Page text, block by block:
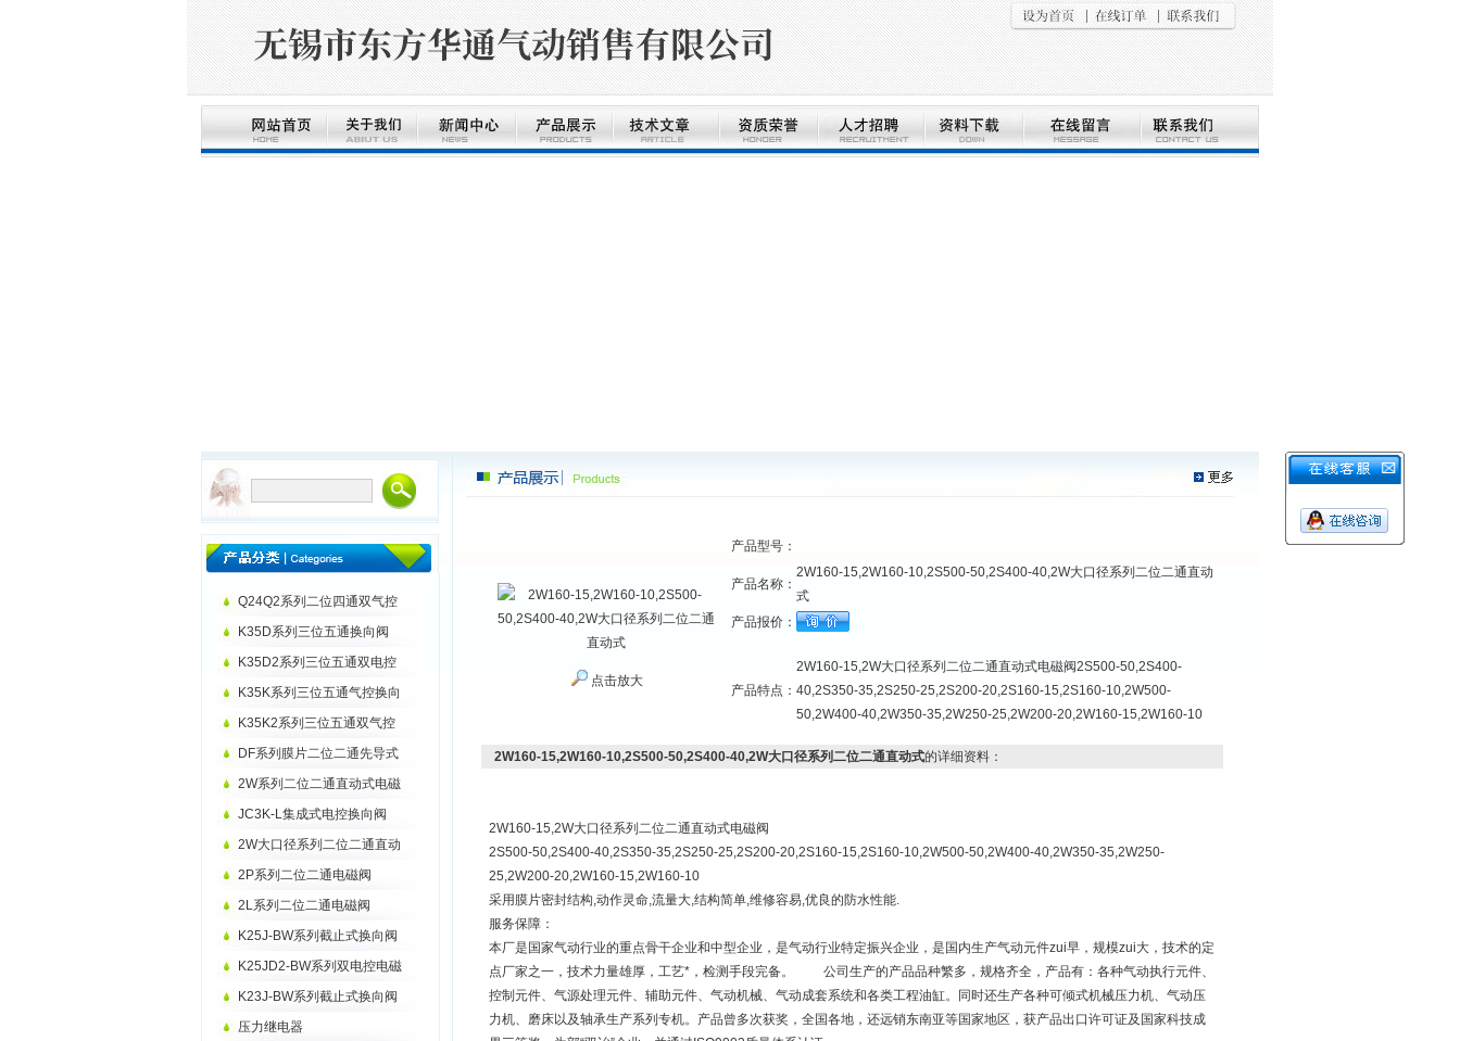
Q24Q2系列二位四通双气控
K35D系列三位五通换向阀
K35D2系列三位五通双电控
K35K系列三位五通气控换向
K35K2系列三位五通双气控
DF系列膜片二位二通先导式
2W系列二位二通直动式电磁
JC3K-L集成式电控换向阀
2W大口径系列二位二通直动
2P系列二位二通电磁阀
2L系列二位二通电磁阀
K25J-BW系列截止式换向阀
K25JD2-BW系列双电控电磁
K23J-BW系列截止式换向阀
压力继电器
点击放大
产品型号：
产品名称：
2W160-15,2W160-10,2S500-50,2S400-40,2W大口径系列二位二通直动
式
产品报价：
产品特点：
2W160-15,2W大口径系列二位二通直动式电磁阀2S500-50,2S400-
40,2S350-35,2S250-25,2S200-20,2S160-15,2S160-10,2W500-
50,2W400-40,2W350-35,2W250-25,2W200-20,2W160-15,2W160-10
2W160-15,2W160-10,2S500-50,2S400-40,2W大口径系列二位二通直动式的详细资料：
2W160-15,2W大口径系列二位二通直动式电磁阀
2S500-50,2S400-40,2S350-35,2S250-25,2S200-20,2S160-15,2S160-10,2W500-50,2W400-40,2W350-35,2W250-
25,2W200-20,2W160-15,2W160-10
采用膜片密封结构,动作灵命,流量大,结构简单,维修容易,优良的防水性能.
服务保障：
本厂是国家气动行业的重点骨干企业和中型企业，是气动行业特定振兴企业，是国内生产气动元件zui早，规模zui大，技术的定
点厂家之一，技术力量雄厚，工艺*，检测手段完备。 公司生产的产品品种繁多，规格齐全，产品有：各种气动执行元件、
控制元件、气源处理元件、辅助元件、气动机械、气动成套系统和各类工程油缸。同时还生产各种可倾式机械压力机、气动压
力机、磨床以及轴承生产系列专机。产品曾多次获奖，全国各地，还远销东南亚等国家地区，获产品出口许可证及国家科技成